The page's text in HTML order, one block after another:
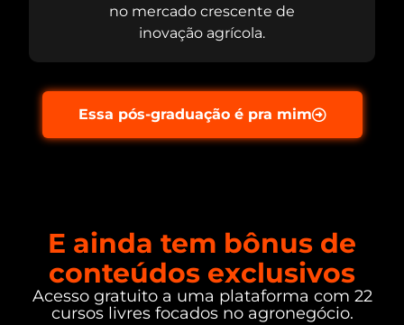
no mercado crescente de
inovação agrícola.
Essa pós-graduação é pra mim
E ainda tem bônus de
conteúdos exclusivos
Acesso gratuito a uma plataforma com 22
cursos livres focados no agronegócio.